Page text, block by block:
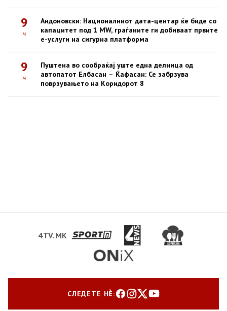
9
ч
Андоновски: Националниот дата-центар ќе биде со
капацитет под 1 MW, граѓаните ги добиваат првите
е-услуги на сигурна платформа
9
ч
Пуштена во сообраќај уште една делница од
автопатот Елбасан – Ќафасан: Се забрзува
поврзувањето на Коридорот 8
4TV.MK
СЛЕДЕТЕ НЀ: